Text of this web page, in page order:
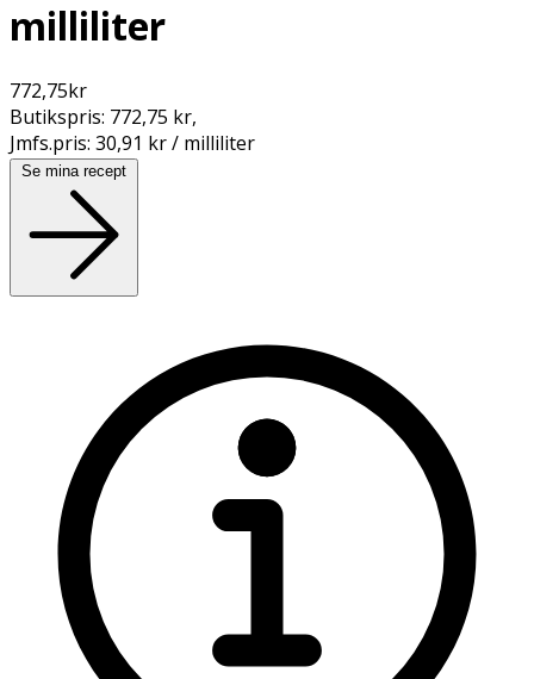
milliliter
772,75kr
Butikspris: 772,75 kr,
Jmfs.pris: 30,91 kr / milliliter
Se mina recept